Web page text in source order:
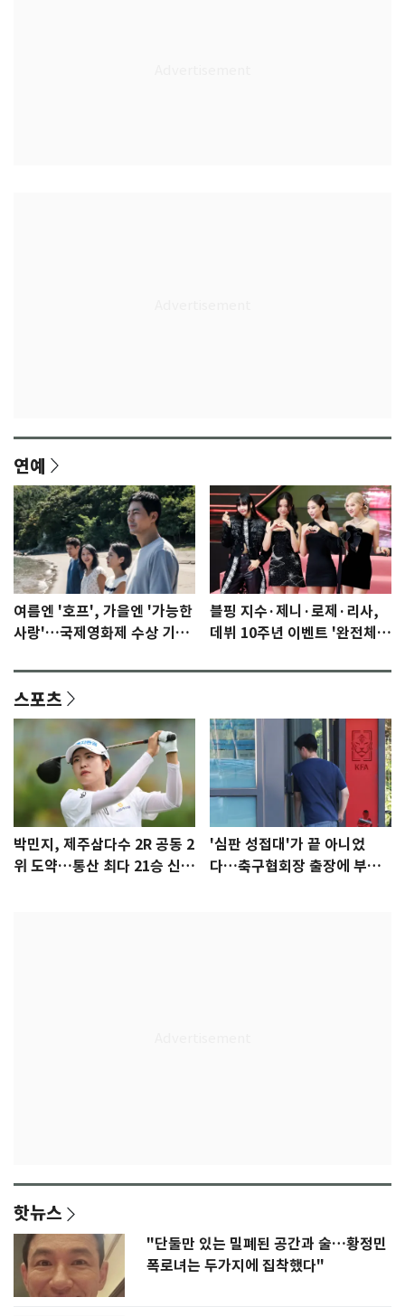
연예
여름엔 '호프', 가을엔 '가능한
사랑'…국제영화제 수상 기대
블핑 지수·제니·로제·리사,
데뷔 10주년 이벤트 '완전체'
스포츠
박민지, 제주삼다수 2R 공동 2
위 도약…통산 최다 21승 신기
'심판 성접대'가 끝 아니었
다…축구협회장 출장에 부인
핫뉴스
"단둘만 있는 밀폐된 공간과 술…황정민
폭로녀는 두가지에 집착했다"